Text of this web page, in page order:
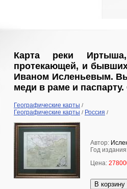
Карта реки
протекающей, и
Иваном Исленьевым.
меди в раме и
Географические карты /
Географические карты / Россия /
Автор:
Год
Цена:
В корзину